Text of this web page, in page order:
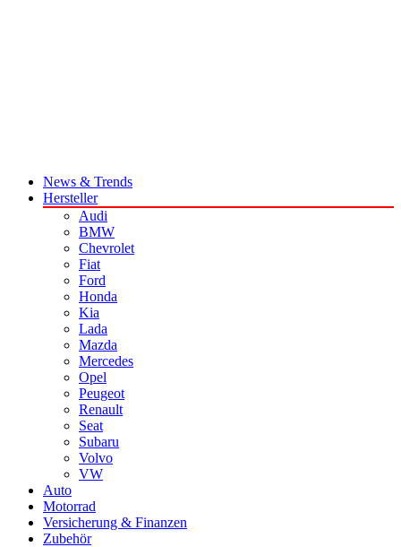
News & Trends
Hersteller
Audi
BMW
Chevrolet
Fiat
Ford
Honda
Kia
Lada
Mazda
Mercedes
Opel
Peugeot
Renault
Seat
Subaru
Volvo
VW
Auto
Motorrad
Versicherung & Finanzen
Zubehör